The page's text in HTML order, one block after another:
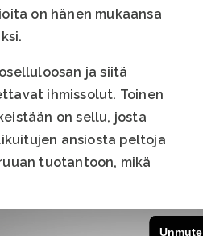
on hänen mukaansa
ja siitä
ihmissolut. Toinen
on sellu, josta
ansiosta peltoja
tuotantoon, mikä